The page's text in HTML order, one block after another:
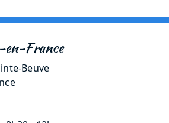
en-France
Beuve